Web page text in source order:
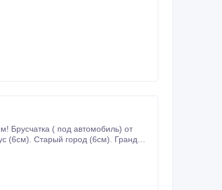
(6см). Старый город (6см). Гранд